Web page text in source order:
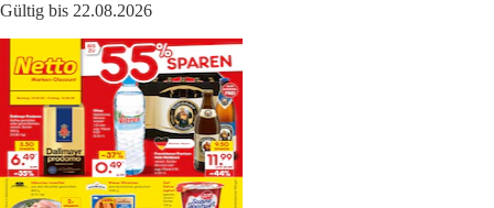
Gültig bis 22.08.2026